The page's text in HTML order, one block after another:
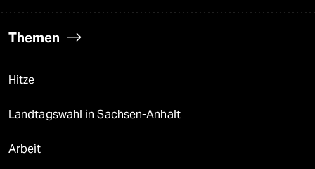
Themen
Hitze
Landtagswahl in Sachsen-Anhalt
Arbeit